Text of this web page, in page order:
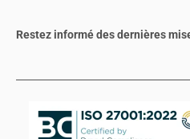
Restez informé des dernières